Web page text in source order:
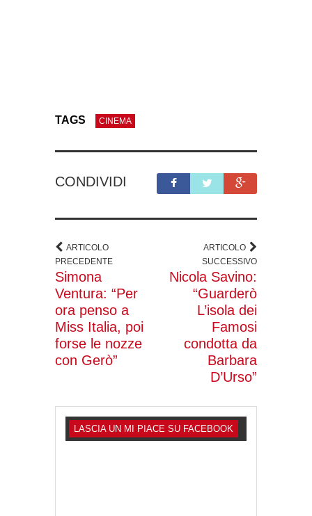
TAGS CINEMA
CONDIVIDI
ARTICOLO
PRECEDENTE
Simona
Ventura: “Per
ora penso a
Miss Italia, poi
forse le nozze
con Gerò”
ARTICOLO
SUCCESSIVO
Nicola Savino:
“Guarderò
L’isola dei
Famosi
condotta da
Barbara
D’Urso”
LASCIA UN MI PIACE SU FACEBOOK